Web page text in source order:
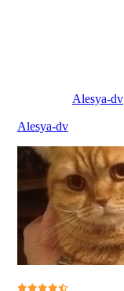
Alesya-dv
Alesya-dv